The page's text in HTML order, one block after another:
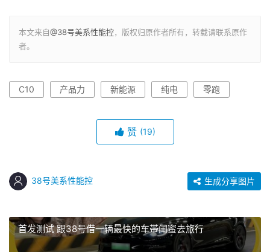
本文来自@38号美系性能控，版权归原作者所有，转载请联系原作
者。
C10 产品力 新能源 纯电 零跑
赞 (19)
38号美系性能控 生成分享图片
首发测试 跟38号借一辆最快的车带闺蜜去旅行